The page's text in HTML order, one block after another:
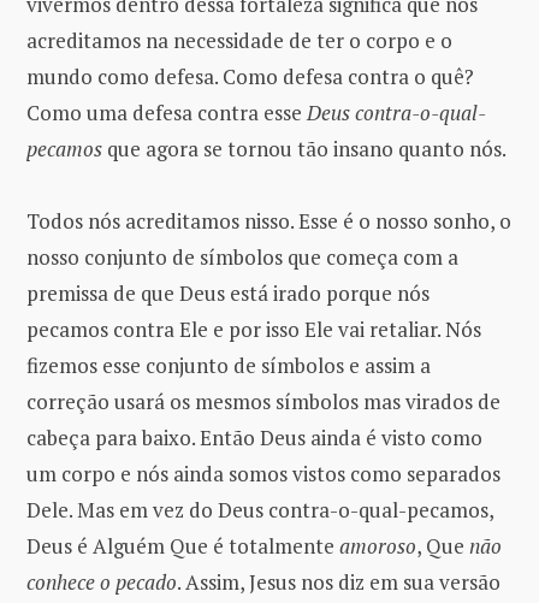
acreditamos na necessidade de ter o corpo e o
mundo como defesa. Como defesa contra o quê?
Como uma defesa contra esseDeus contra-o-qual-
pecamos que agora se tornou tão insano quanto nós.
Todos nós acreditamos nisso. Esse é o nosso sonho, o
nosso conjunto de símbolos que começa com a
premissa de que Deus está irado porque nós
pecamos contra Ele e por isso Ele vai retaliar. Nós
fizemos esse conjunto de símbolos e assim a
correção usará os mesmos símbolos mas virados de
cabeça para baixo. Então Deus ainda é visto como
um corpo e nós ainda somos vistos como separados
Dele. Mas em vez do Deus contra-o-qual-pecamos,
Deus é Alguém Que é totalmente amoroso, Que não
conhece o pecado. Assim, Jesus nos diz em sua versão